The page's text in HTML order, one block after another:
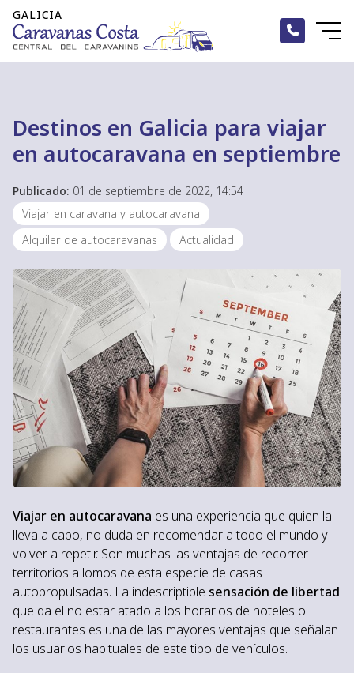
Destinos en Galicia para viajar
en autocaravana en septiembre
Publicado: 01 de septiembre de 2022, 14:54
Viajar en caravana y autocaravana
Alquiler de autocaravanas
Actualidad
Viajar en autocaravana es una experiencia que quien la
lleva a cabo, no duda en recomendar a todo el mundo y
volver a repetir. Son muchas las ventajas de recorrer
territorios a lomos de esta especie de casas
autopropulsadas. La indescriptible sensación de libertad
que da el no estar atado a los horarios de hoteles o
restaurantes es una de las mayores ventajas que señalan
los usuarios habituales de este tipo de vehículos.